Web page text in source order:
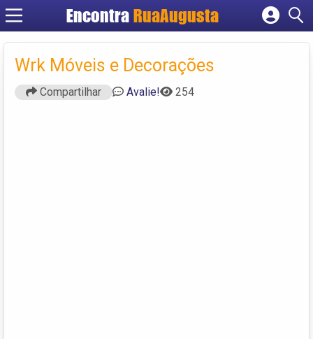
Encontra RuaAugusta
Cadastrar empresa
Fazer login
Criar conta
Wrk Móveis e Decorações
Compartilhar Avalie! 254